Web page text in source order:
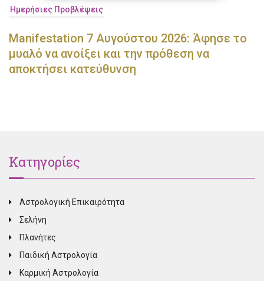
Ημερήσιες Προβλέψεις
Manifestation 7 Αυγούστου 2026: Άφησε το
μυαλό να ανοίξει και την πρόθεση να
αποκτήσει κατεύθυνση
Κατηγορίες
Αστρολογική Επικαιρότητα
Σελήνη
Πλανήτες
Παιδική Αστρολογία
Καρμική Αστρολογία